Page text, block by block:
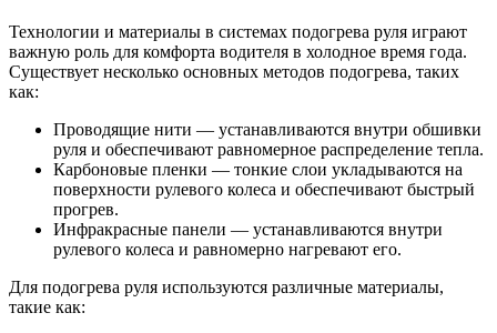
Технологии и материалы в системах подогрева руля играют
важную роль для комфорта водителя в холодное время года.
Существует несколько основных методов подогрева, таких
как:
Проводящие нити — устанавливаются внутри обшивки
руля и обеспечивают равномерное распределение тепла.
Карбоновые пленки — тонкие слои укладываются на
поверхности рулевого колеса и обеспечивают быстрый
прогрев.
Инфракрасные панели — устанавливаются внутри
рулевого колеса и равномерно нагревают его.
Для подогрева руля используются различные материалы,
такие как: